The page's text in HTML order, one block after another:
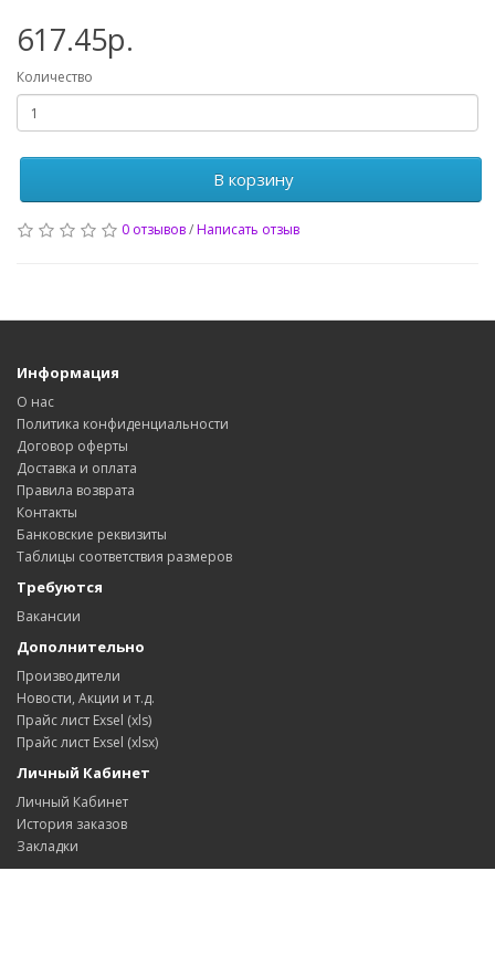
617.45р.
Количество
В корзину
0 отзывов/Написать отзыв
Информация
О нас
Политика конфиденциальности
Договор оферты
Доставка и оплата
Правила возврата
Контакты
Банковские реквизиты
Таблицы соответствия размеров
Требуются
Вакансии
Дополнительно
Производители
Новости, Акции и т.д.
Прайс лист Exsel (xls)
Прайс лист Exsel (xlsx)
Личный Кабинет
Личный Кабинет
История заказов
Закладки